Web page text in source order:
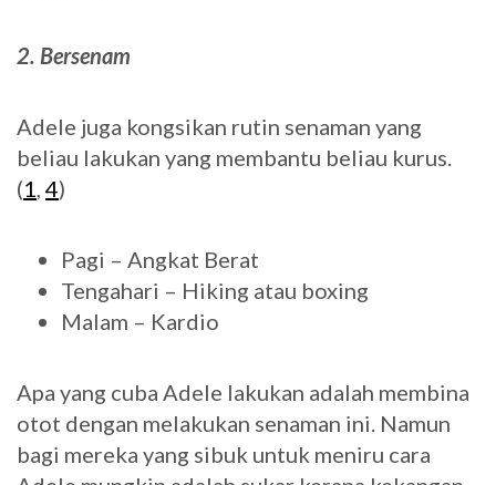
2. Bersenam
Adele juga kongsikan rutin senaman yang
beliau lakukan yang membantu beliau kurus.
(1, 4)
Pagi – Angkat Berat
Tengahari – Hiking atau boxing
Malam – Kardio
Apa yang cuba Adele lakukan adalah membina
otot dengan melakukan senaman ini. Namun
bagi mereka yang sibuk untuk meniru cara